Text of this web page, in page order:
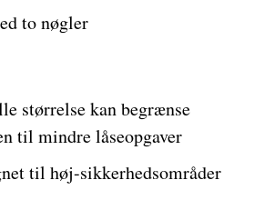
to nøgler
størrelse kan begrænse
til mindre låseopgaver
til høj-sikkerhedsområder